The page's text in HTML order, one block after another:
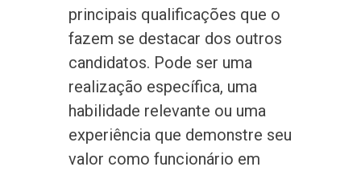
principais qualificações que o
fazem se destacar dos outros
candidatos. Pode ser uma
realização específica, uma
habilidade relevante ou uma
experiência que demonstre seu
valor como funcionário em